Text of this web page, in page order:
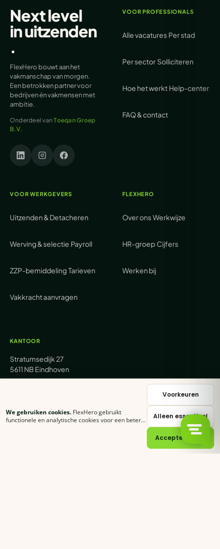
Next level
inuitzenden
.
FlexHero bouwt aan het
vakmanschap van morgen.
Een betrokken partner voor
bedrijven én vakmensen met
ambitie.
Onderdeel vanToeqan Groep
B.V.
VOOR PROFESSIONALS
Alle vacatures Per stad
Per sector Solliciteren
Hoe het werkt Help-center
FAQ & contact
VOOR WERKGEVERS
Uitzenden & Detacheren
Werving & selectie Payroll
ZZP-bemiddelingTarieven
Vakkracht aanvragen
FLEXHERO
Over onsWerkwijze
HR-groep Cijfers
Werken bij
KANTOOR
Stratumsedijk 27
5611 NB Eindhoven
sales@flexhero.com
We gebruiken cookies. FlexHero gebruikt
functionele en analytische cookies voor een betere
Voorkeuren
Alleen essentieel
Accepteer alles